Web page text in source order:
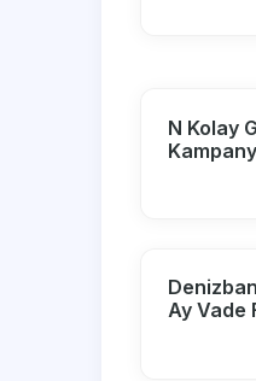
N Kolay
Ay Vade